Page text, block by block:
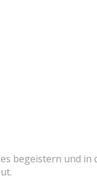
begeistern und in